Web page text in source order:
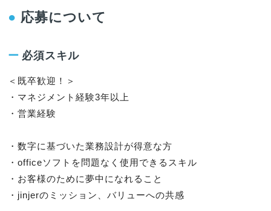
● 応募について
ー 必須スキル
＜既卒歓迎！＞
・マネジメント経験3年以上
・営業経験
・数字に基づいた業務設計が得意な方
・officeソフトを問題なく使用できるスキル
・お客様のために夢中になれること
・jinjerのミッション、バリューへの共感